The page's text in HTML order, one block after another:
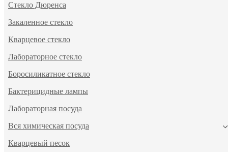
Стекло Дюренса
Закаленное стекло
Кварцевое стекло
Лабораторное стекло
Боросиликатное стекло
Бактерицидные лампы
Лабораторная посуда
Вся химическая посуда
Кварцевый песок